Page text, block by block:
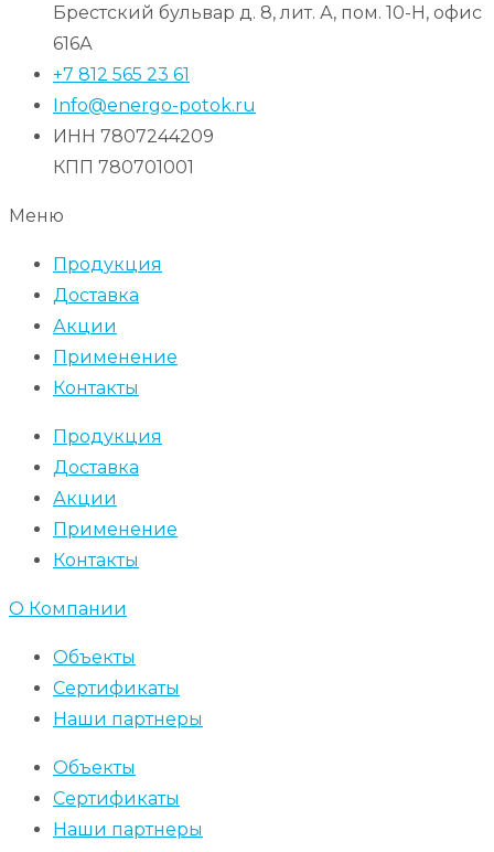
Брестский бульвар д. 8, лит. А, пом. 10-Н, офис
616А
+7 812 565 23 61
Info@energo-potok.ru
ИНН 7807244209
КПП 780701001
Меню
Продукция
Доставка
Акции
Применение
Контакты
Продукция
Доставка
Акции
Применение
Контакты
О Компании
Объекты
Сертификаты
Наши партнеры
Объекты
Сертификаты
Наши партнеры